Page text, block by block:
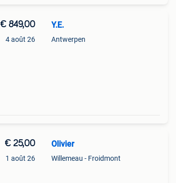
€ 849,00
4 août 26
Y.E.
Antwerpen
€ 25,00
1 août 26
Olivier
Willemeau - Froidmont